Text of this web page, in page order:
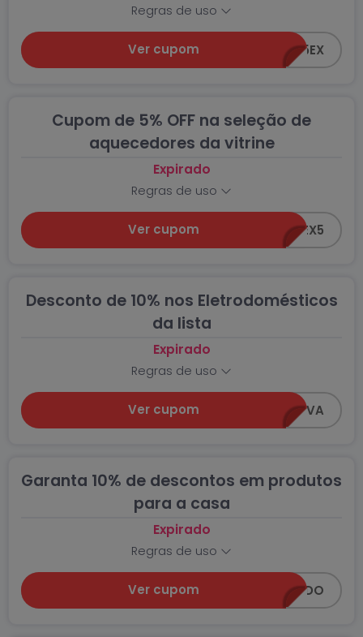
Regras de uso
Ver cupom POWER5EX
Cupom de 5% OFF na seleção de
aquecedores da vitrine
Expirado
Regras de uso
Ver cupom AQUECEEX5
Desconto de 10% nos Eletrodomésticos
da lista
Expirado
Regras de uso
Ver cupom CASANOVA
Garanta 10% de descontos em produtos
para a casa
Expirado
Regras de uso
Ver cupom EXTRAXONADO